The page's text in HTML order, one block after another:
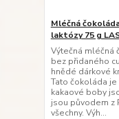
Mléčná
laktózy 75 g
Výtečná mléčná
bez přidaného
hnědé dárkové
Tato čokoláda
kakaové boby
jsou původem z
všechny. Výh...